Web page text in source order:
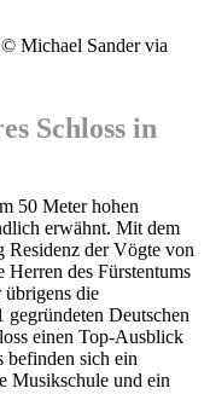
Michael Sander via
Schloss in
50 Meter hohen
erwähnt. Mit dem
Residenz der Vögte von
Herren des Fürstentums
übrigens die
Deutschen
einen Top-Ausblick
befinden sich ein
Musikschule und ein